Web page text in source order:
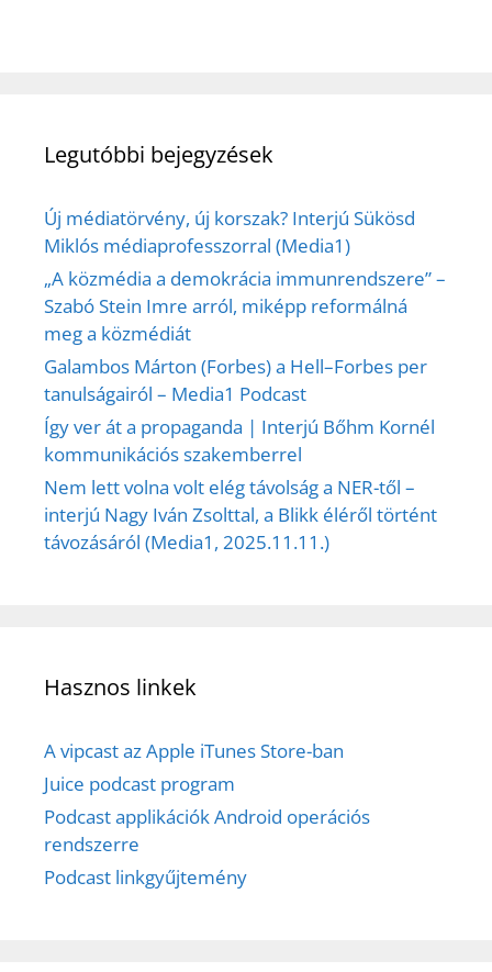
Legutóbbi bejegyzések
Új médiatörvény, új korszak? Interjú Sükösd
Miklós médiaprofesszorral (Media1)
„A közmédia a demokrácia immunrendszere” –
Szabó Stein Imre arról, miképp reformálná
meg a közmédiát
Galambos Márton (Forbes) a Hell–Forbes per
tanulságairól – Media1 Podcast
Így ver át a propaganda | Interjú Bőhm Kornél
kommunikációs szakemberrel
Nem lett volna volt elég távolság a NER-től –
interjú Nagy Iván Zsolttal, a Blikk éléről történt
távozásáról (Media1, 2025.11.11.)
Hasznos linkek
A vipcast az Apple iTunes Store-ban
Juice podcast program
Podcast applikációk Android operációs
rendszerre
Podcast linkgyűjtemény